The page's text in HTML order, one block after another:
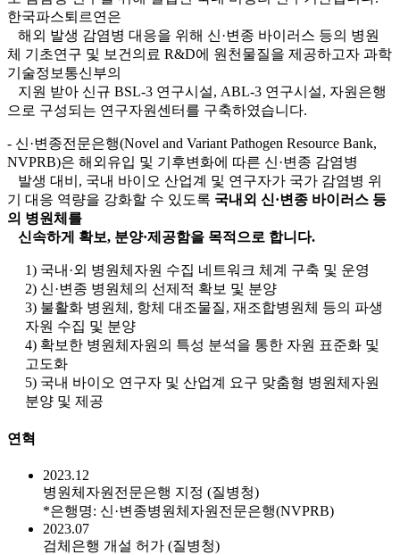
한국파스퇴르연은
해외 발생 감염병 대응을 위해 신·변종 바이러스 등의 병원
체 기초연구 및 보건의료 R&D에 원천물질을 제공하고자 과학
기술정보통신부의
지원 받아 신규 BSL-3 연구시설, ABL-3 연구시설, 자원은행
으로 구성되는 연구자원센터를 구축하였습니다.
- 신·변종전문은행(Novel and Variant Pathogen Resource Bank,
NVPRB)은 해외유입 및 기후변화에 따른 신·변종 감염병
발생 대비, 국내 바이오 산업계 및 연구자가 국가 감염병 위
기 대응 역량을 강화할 수 있도록 국내외 신·변종 바이러스 등
의 병원체를
신속하게 확보, 분양·제공함을 목적으로 합니다.
1) 국내·외 병원체자원 수집 네트워크 체계 구축 및 운영
2) 신·변종 병원체의 선제적 확보 및 분양
3) 불활화 병원체, 항체 대조물질, 재조합병원체 등의 파생
자원 수집 및 분양
4) 확보한 병원체자원의 특성 분석을 통한 자원 표준화 및
고도화
5) 국내 바이오 연구자 및 산업계 요구 맞춤형 병원체자원
분양 및 제공
연혁
2023.12
병원체자원전문은행 지정 (질병청)
*은행명: 신·변종병원체자원전문은행(NVPRB)
2023.07
검체은행 개설 허가 (질병청)